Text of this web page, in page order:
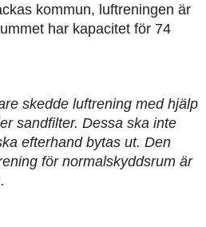
kommun, luftreningen är
har kapacitet för 74
skedde luftrening med hjälp
sandfilter. Dessa ska inte
efterhand bytas ut. Den
för normalskyddsrum är